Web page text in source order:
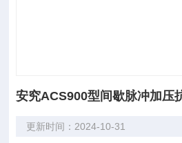
安究ACS900型间歇脉冲加压
更新时间：2024-10-31